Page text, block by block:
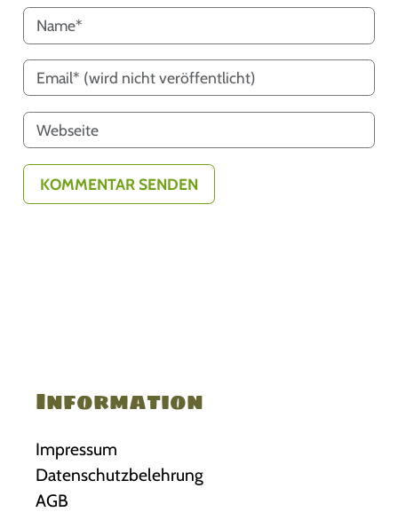
Information
Impressum
Datenschutzbelehrung
AGB